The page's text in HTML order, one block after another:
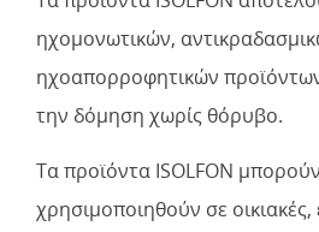
ηχομονωτικών,
ηχοαπορροφητικών
την δόμηση χωρίς θόρυβο.
Τα προϊόντα ISOLFON
χρησιμοποιηθούν σε οικιακές,